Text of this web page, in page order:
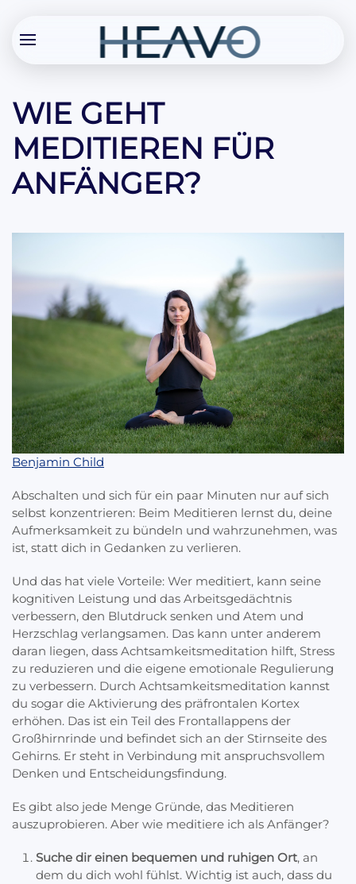
WIE GEHT
MEDITIEREN FÜR
ANFÄNGER?
Benjamin Child
Abschalten und sich für ein paar Minuten nur auf sich
selbst konzentrieren: Beim Meditieren lernst du, deine
Aufmerksamkeit zu bündeln und wahrzunehmen, was
ist, statt dich in Gedanken zu verlieren.
Und das hat viele Vorteile: Wer meditiert, kann seine
kognitiven Leistung und das Arbeitsgedächtnis
verbessern, den Blutdruck senken und Atem und
Herzschlag verlangsamen. Das kann unter anderem
daran liegen, dass Achtsamkeitsmeditation hilft, Stress
zu reduzieren und die eigene emotionale Regulierung
zu verbessern. Durch Achtsamkeitsmeditation kannst
du sogar die Aktivierung des präfrontalen Kortex
erhöhen. Das ist ein Teil des Frontallappens der
Großhirnrinde und befindet sich an der Stirnseite des
Gehirns. Er steht in Verbindung mit anspruchsvollem
Denken und Entscheidungsfindung.
Es gibt also jede Menge Gründe, das Meditieren
auszuprobieren. Aber wie meditiere ich als Anfänger?
Suche dir einen bequemen und ruhigen Ort, an
dem du dich wohl fühlst. Wichtig ist auch, dass du